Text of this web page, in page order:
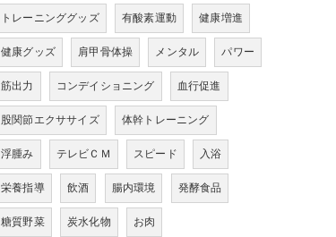
トレーニンググッズ 有酸素運動 健康増進
健康グッズ 肩甲骨体操 メンタル パワー
筋出力 コンデイショニング 血行促進
股関節エクササイズ 体幹トレーニング
浮腫み テレビＣＭ スピード 入浴
栄養指導 飲酒 腸内環境 発酵食品
糖質野菜 炭水化物 お肉